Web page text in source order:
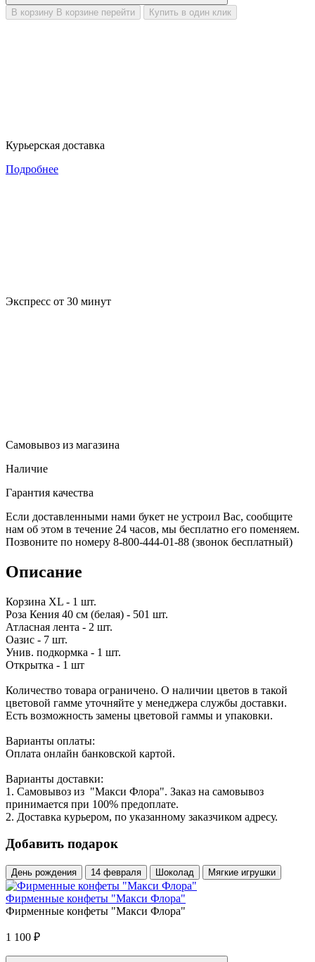
В корзину В корзине перейти Купить в один клик
Курьерская доставка
Подробнее
Экспресс от 30 минут
Самовывоз из магазина
Наличие
Гарантия качества
Если доставленными нами букет не устроил Вас, сообщите
нам об этом в течение 24 часов, мы бесплатно его поменяем.
Позвоните по номеру 8-800-444-01-88 (звонок бесплатный)
Описание
Корзина XL - 1 шт.
Роза Кения 40 см (белая) - 501 шт.
Атласная лента - 2 шт.
Оазис - 7 шт.
Унив. подкормка - 1 шт.
Открытка - 1 шт
Количество товара ограничено. О наличии цветов в такой
цветовой гамме уточняйте у менеджера службы доставки.
Есть возможность замены цветовой гаммы и упаковки.
Варианты оплаты:
Оплата онлайн банковской картой.
Варианты доставки:
1. Самовывоз из "Макси Флора". Заказ на самовывоз
принимается при 100% предоплате.
2. Доставка курьером, по указанному заказчиком адресу.
Добавить подарок
День рождения 14 февраля Шоколад Мягкие игрушки
Фирменные конфеты "Макси Флора"
Фирменные конфеты "Макси Флора"
1 100 ₽